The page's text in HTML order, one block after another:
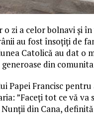
o zi a celor bolnavi și
au fost însoțiți de
Catolică au dat o
din
Papei Francisc
”Faceți tot ce vă
din Cana,